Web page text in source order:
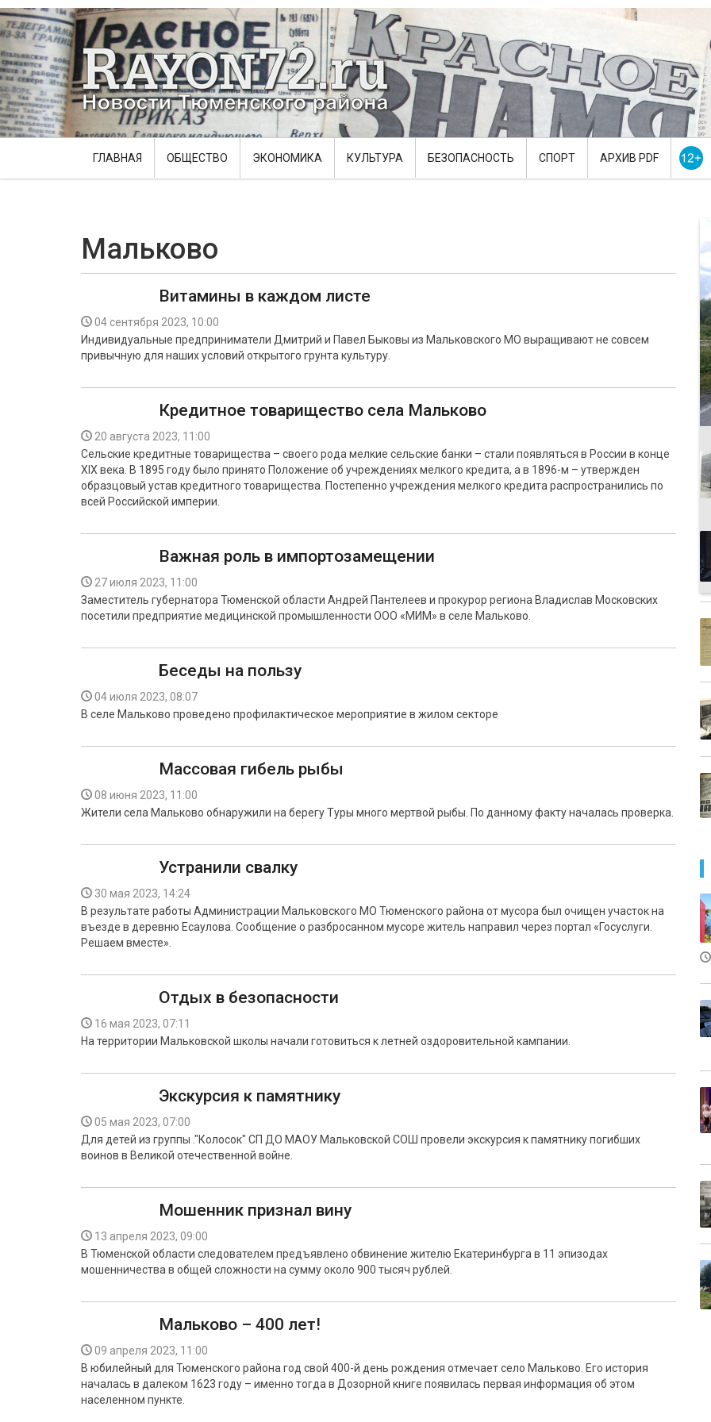
ГЛАВНАЯ ОБЩЕСТВО ЭКОНОМИКА КУЛЬТУРА БЕЗОПАСНОСТЬ СПОРТ АРХИВ PDF
Мальково
Витамины в каждом листе
04 сентября 2023, 10:00
Индивидуальные предприниматели Дмитрий и Павел Быковы из Мальковского МО выращивают не совсем
привычную для наших условий открытого грунта культуру.
Кредитное товарищество села Мальково
20 августа 2023, 11:00
Сельские кредитные товарищества – своего рода мелкие сельские банки – стали появляться в России в конце
XIX века. В 1895 году было принято Положение об учреждениях мелкого кредита, а в 1896-м – утвержден
образцовый устав кредитного товарищества. Постепенно учреждения мелкого кредита распространились по
всей Российской империи.
Важная роль в импортозамещении
27 июля 2023, 11:00
Заместитель губернатора Тюменской области Андрей Пантелеев и прокурор региона Владислав Московских
посетили предприятие медицинской промышленности ООО «МИМ» в селе Мальково.
Беседы на пользу
04 июля 2023, 08:07
В селе Мальково проведено профилактическое мероприятие в жилом секторе
Массовая гибель рыбы
08 июня 2023, 11:00
Жители села Мальково обнаружили на берегу Туры много мертвой рыбы. По данному факту началась проверка.
Устранили свалку
30 мая 2023, 14:24
В результате работы Администрации Мальковского МО Тюменского района от мусора был очищен участок на
въезде в деревню Есаулова. Сообщение о разбросанном мусоре житель направил через портал «Госуслуги.
Решаем вместе».
Отдых в безопасности
16 мая 2023, 07:11
На территории Мальковской школы начали готовиться к летней оздоровительной кампании.
Экскурсия к памятнику
05 мая 2023, 07:00
Для детей из группы ."Колосок" СП ДО МАОУ Мальковской СОШ провели экскурсия к памятнику погибших
воинов в Великой отечественной войне.
Мошенник признал вину
13 апреля 2023, 09:00
В Тюменской области следователем предъявлено обвинение жителю Екатеринбурга в 11 эпизодах
мошенничества в общей сложности на сумму около 900 тысяч рублей.
Мальково – 400 лет!
09 апреля 2023, 11:00
В юбилейный для Тюменского района год свой 400-й день рождения отмечает село Мальково. Его история
началась в далеком 1623 году – именно тогда в Дозорной книге появилась первая информация об этом
населенном пункте.